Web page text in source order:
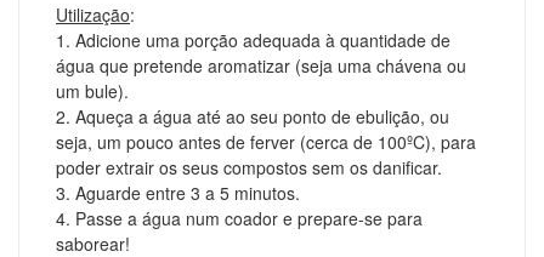
Utilização:
1. Adicione uma porção adequada à quantidade de
água que pretende aromatizar (seja uma chávena ou
um bule).
2. Aqueça a água até ao seu ponto de ebulição, ou
seja, um pouco antes de ferver (cerca de 100ºC), para
poder extrair os seus compostos sem os danificar.
3. Aguarde entre 3 a 5 minutos.
4. Passe a água num coador e prepare-se para
saborear!